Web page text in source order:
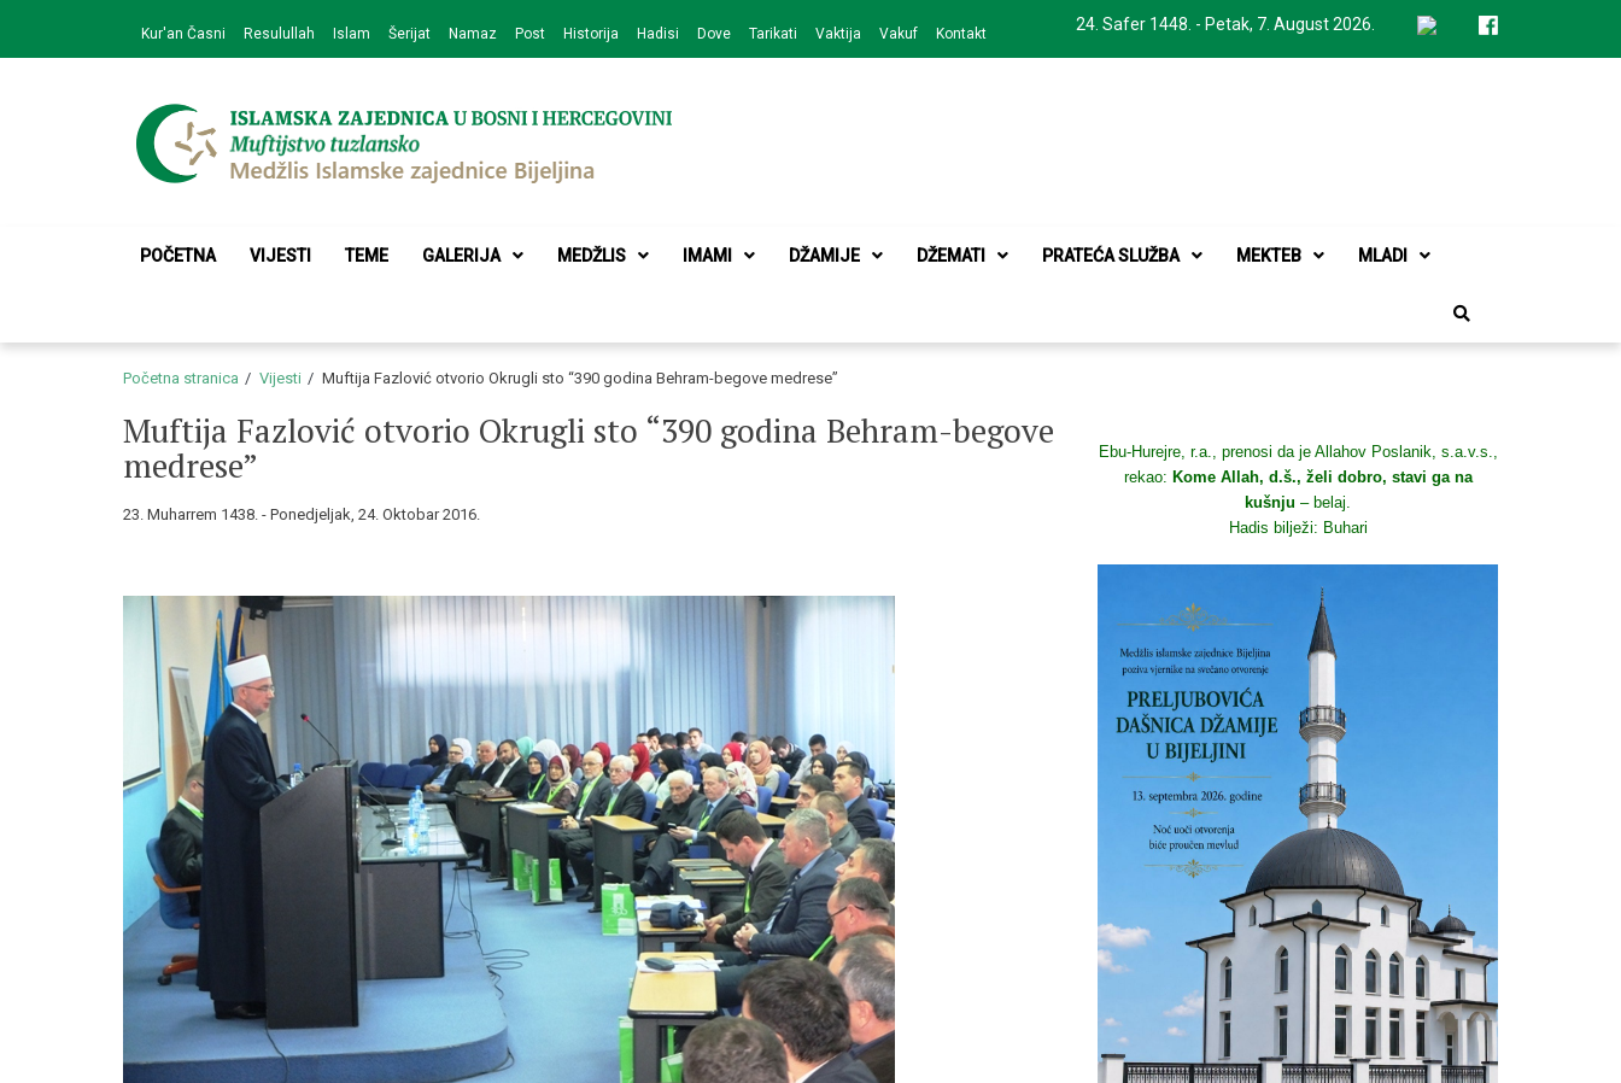
navigation
content
24. Safer 1448. - Petak, 7. August 2026.
Kur'an Časni Resulullah Islam Šerijat Namaz Post Historija Hadisi Dove Tarikati Vaktija Vakuf Kontakt
Medžlis Islamske zajednice Bijeljina
POČETNA VIJESTI TEME GALERIJA MEDŽLIS IMAMI DŽAMIJE DŽEMATI PRATEĆA SLUŽBA MEKTEB MLADI
Početna stranica Vijesti Muftija Fazlović otvorio Okrugli sto “390 godina Behram-begove medrese”
Muftija Fazlović otvorio Okrugli sto “390 godina Behram-begove
medrese”
23. Muharrem 1438. - Ponedjeljak, 24. Oktobar 2016.
Ebu-Hurejre, r.a., prenosi da je Allahov Poslanik, s.a.v.s.,
rekao: Kome Allah, d.š., želi dobro, stavi ga na
kušnju – belaj.
Hadis bilježi: Buhari